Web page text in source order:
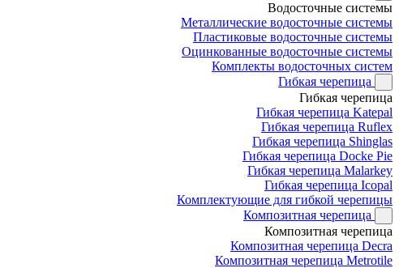
Водосточные системы
Металлические водосточные системы
Пластиковые водосточные системы
Оцинкованные водосточные системы
Комплекты водосточных систем
Гибкая черепица
Гибкая черепица
Гибкая черепица Katepal
Гибкая черепица Ruflex
Гибкая черепица Shinglas
Гибкая черепица Docke Pie
Гибкая черепица Malarkey
Гибкая черепица Icopal
Комплектующие для гибкой черепицы
Композитная черепица
Композитная черепица
Композитная черепица Decra
Композитная черепица Metrotile